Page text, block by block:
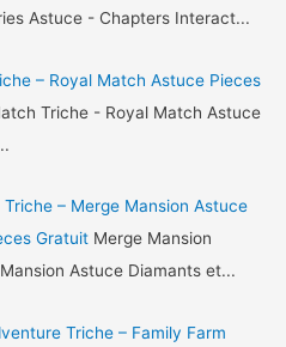
Astuce - Chapters Interact...
– Royal Match Astuce Pieces
Triche - Royal Match Astuce
– Merge Mansion Astuce
Gratuit Merge Mansion
Astuce Diamants et...
Triche – Family Farm